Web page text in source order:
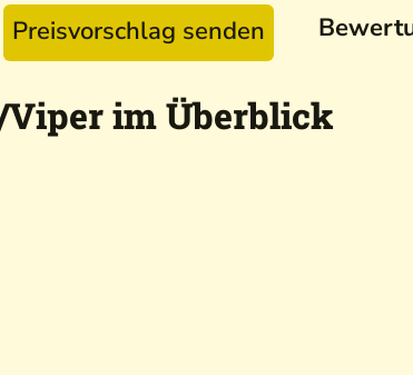
Preisvorschlag senden
Viper im Überblick